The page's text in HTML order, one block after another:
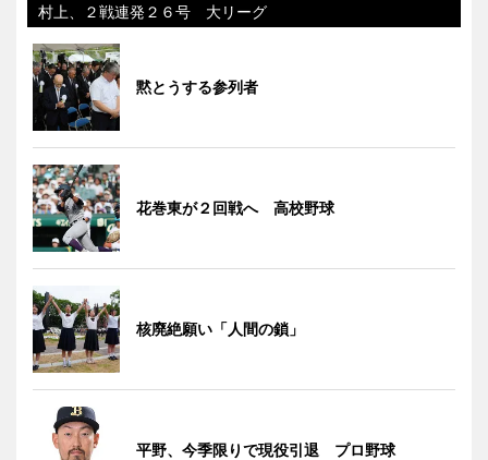
村上、２戦連発２６号 大リーグ
黙とうする参列者
花巻東が２回戦へ 高校野球
核廃絶願い「人間の鎖」
平野、今季限りで現役引退 プロ野球